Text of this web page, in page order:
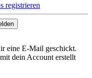
registrieren
eine E-Mail geschickt.
dein Account erstellt